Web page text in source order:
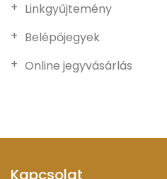
Linkgyűjtemény
Belépőjegyek
Online jegyvásárlás
Kapcsolat